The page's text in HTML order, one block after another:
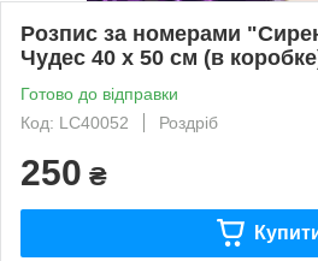
Розпис за номерами
Чудес 40 x 50 см (в
Готово до відправки
Код: LC40052
Роздріб
250 ₴